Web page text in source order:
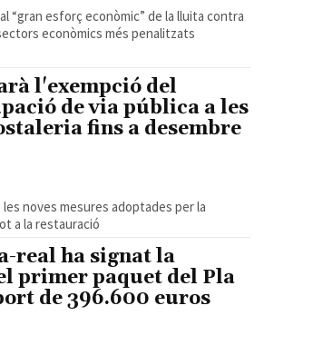
“gran esforç econòmic” de la lluita contra
econòmics més penalitzats
l'exempció del
de via pública a les
fins a desembre
noves mesures adoptades per la
a la restauració
real ha signat la
primer paquet del Pla
de 396.600 euros